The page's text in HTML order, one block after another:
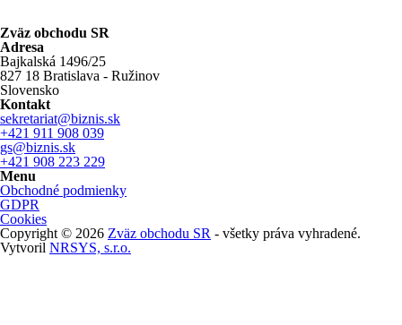
Zväz obchodu SR
Adresa
Bajkalská 1496/25
827 18 Bratislava - Ružinov
Slovensko
Kontakt
sekretariat@biznis.sk
+421 911 908 039
gs@biznis.sk
+421 908 223 229
Menu
Obchodné podmienky
GDPR
Cookies
Copyright © 2026 Zväz obchodu SR - všetky práva vyhradené.
Vytvoril NRSYS, s.r.o.